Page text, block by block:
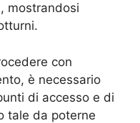
mostrandosi
con
è necessario
di accesso e di
tale da poterne